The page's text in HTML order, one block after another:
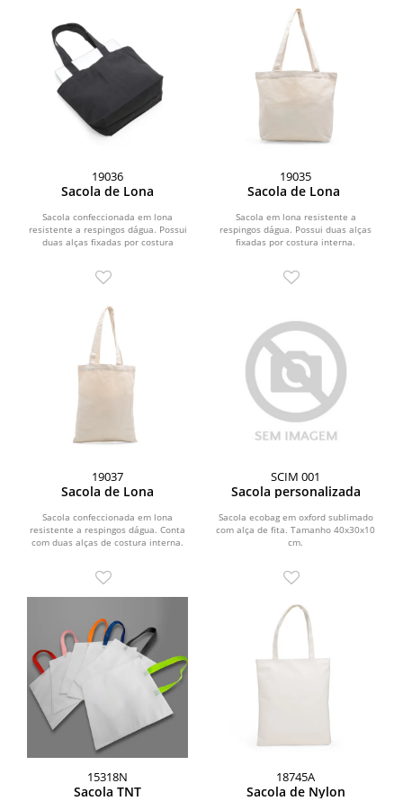
19036
Sacola de Lona
Sacola confeccionada em lona
resistente a respingos dágua. Possui
duas alças fixadas por costura
19035
Sacola de Lona
Sacola em lona resistente a
respingos dágua. Possui duas alças
fixadas por costura interna.
19037
Sacola de Lona
Sacola confeccionada em lona
resistente a respingos dágua. Conta
com duas alças de costura interna.
SCIM 001
Sacola personalizada
Sacola ecobag em oxford sublimado
com alça de fita. Tamanho 40x30x10
cm.
15318N
Sacola TNT
18745A
Sacola de Nylon